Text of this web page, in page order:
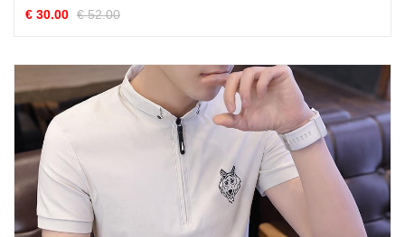
€ 30.00 € 52.00